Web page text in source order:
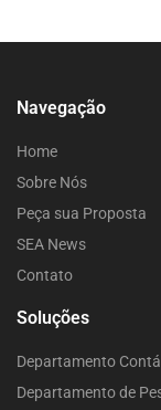
Navegação
Home
Sobre Nós
Peça sua Proposta
SEA News
Contato
Soluções
Departamento
Departamento de